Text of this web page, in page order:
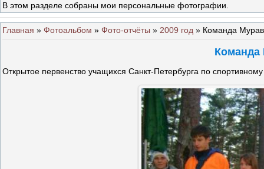
В этом разделе собраны мои персональные фотографии.
Главная » Фотоальбом » Фото-отчёты » 2009 год » Команда
Открытое первенство учащихся Санкт-Петербурга по